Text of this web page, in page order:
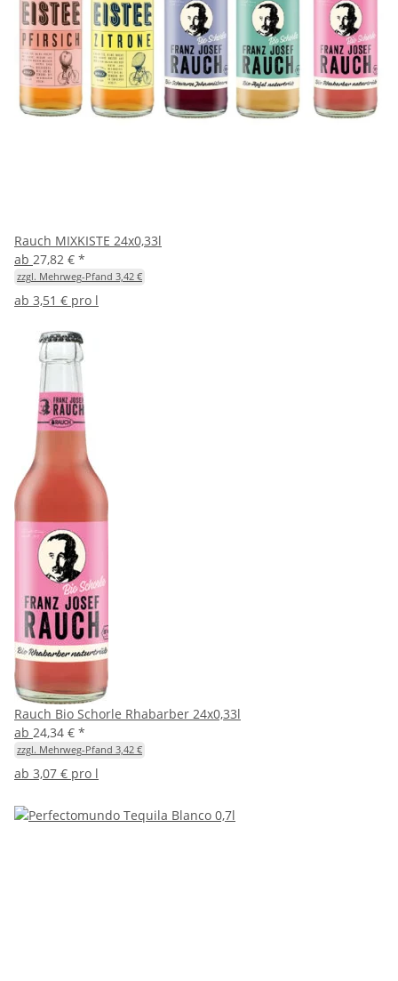
Rauch MIXKISTE 24x0,33l
ab 27,82 € *
zzgl. Mehrweg-Pfand 3,42 €
ab 3,51 € pro l
Rauch Bio Schorle Rhabarber 24x0,33l
ab 24,34 € *
zzgl. Mehrweg-Pfand 3,42 €
ab 3,07 € pro l